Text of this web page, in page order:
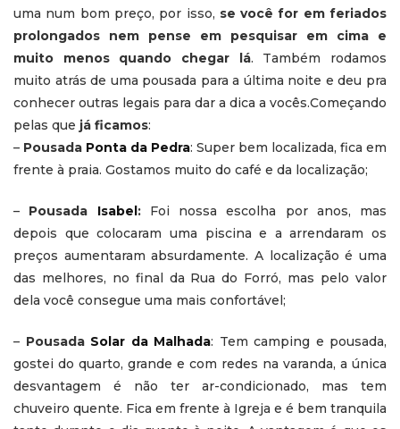
uma num bom preço, por isso, se você for em feriados
prolongados nem pense em pesquisar em cima e
muito menos quando chegar lá. Também rodamos
muito atrás de uma pousada para a última noite e deu pra
conhecer outras legais para dar a dica a vocês.Começando
pelas que já ficamos:
– Pousada Ponta da Pedra: Super bem localizada, fica em
frente à praia. Gostamos muito do café e da localização;
– Pousada Isabel:Foi nossa escolha por anos, mas
depois que colocaram uma piscina e a arrendaram os
preços aumentaram absurdamente. A localização é uma
das melhores, no final da Rua do Forró, mas pelo valor
dela você consegue uma mais confortável;
– Pousada Solar da Malhada: Tem camping e pousada,
gostei do quarto, grande e com redes na varanda, a única
desvantagem é não ter ar-condicionado, mas tem
chuveiro quente. Fica em frente à Igreja e é bem tranquila